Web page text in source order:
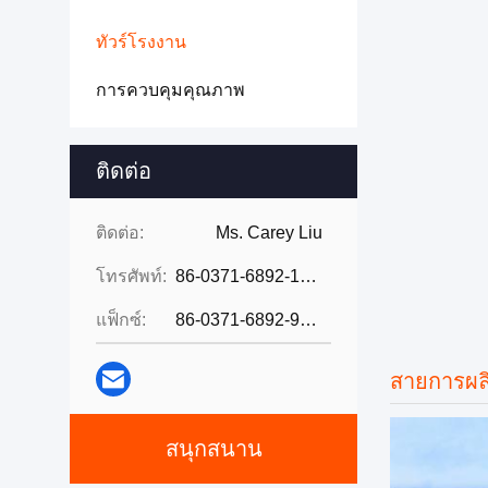
ทัวร์โรงงาน
การควบคุมคุณภาพ
ติดต่อ
ติดต่อ: Ms. Carey Liu
โทรศัพท์: 86-0371-6892-1527
แฟ็กซ์: 86-0371-6892-9024
สนุกสนาน
สายการผ